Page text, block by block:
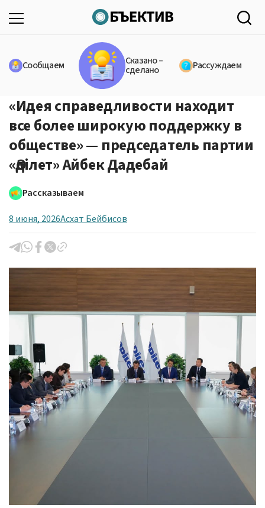
Сообщаем Сказано –
сделано Рассуждаем
«Идея справедливости находит
все более широкую поддержку в
обществе» — председатель партии
«Әділет» Айбек Дадебай
Рассказываем
8 июня, 2026Асхат Бейбисов